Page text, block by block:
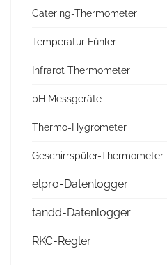
Catering-Thermometer
Temperatur Fühler
Infrarot Thermometer
pH Messgeräte
Thermo-Hygrometer
Geschirrspüler-Thermometer
elpro-Datenlogger
tandd-Datenlogger
RKC-Regler